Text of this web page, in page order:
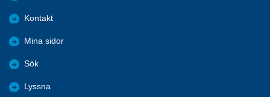
Kontakt
Mina sidor
Sök
Lyssna